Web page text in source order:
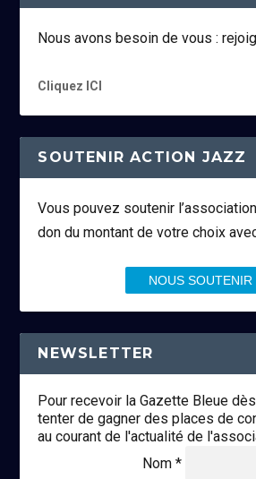
Nous avons besoin de vous :
Cliquez ICI
SOUTENIR ACTION JAZZ
Vous pouvez soutenir
don du montant de votre choix
NOUS SOUTENIR
NEWSLETTER
Pour recevoir la Gazette Bleue
tenter de gagner des places de
au courant de l'actualité de
Nom *